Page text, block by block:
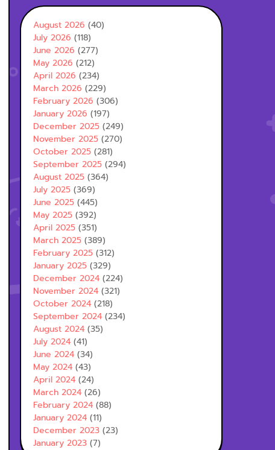
August 2026 (40)
July 2026 (118)
June 2026 (277)
May 2026 (212)
April 2026 (234)
March 2026 (229)
February 2026 (306)
January 2026 (197)
December 2025 (249)
November 2025 (270)
October 2025 (281)
September 2025 (294)
August 2025 (364)
July 2025 (369)
June 2025 (445)
May 2025 (392)
April 2025 (351)
March 2025 (389)
February 2025 (312)
January 2025 (329)
December 2024 (224)
November 2024 (321)
October 2024 (218)
September 2024 (234)
August 2024 (35)
July 2024 (41)
June 2024 (34)
May 2024 (43)
April 2024 (24)
March 2024 (26)
February 2024 (88)
January 2024 (11)
December 2023 (23)
January 2023 (7)